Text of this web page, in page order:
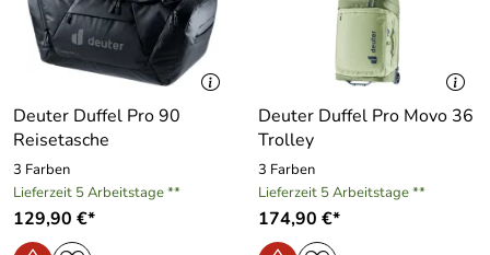
Deuter Duffel Pro 90
Reisetasche
3 Farben
Lieferzeit 5 Arbeitstage **
129,90 €*
Deuter Duffel Pro Movo 36
Trolley
3 Farben
Lieferzeit 5 Arbeitstage **
174,90 €*